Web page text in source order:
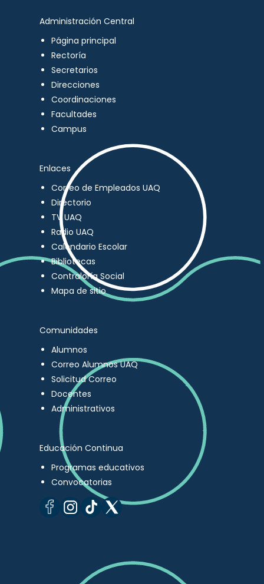
Administración Central
Página principal
Rectoría
Secretarios
Direcciones
Coordinaciones
Facultades
Campus
Enlaces
Correo de Empleados UAQ
Directorio
TV UAQ
Radio UAQ
Calendario Escolar
Bibliotecas
Contraloría Social
Mapa de sitio
Comunidades
Alumnos
Correo Alumnos UAQ
Solicitud Correo
Docentes
Administrativos
Educación Continua
Programas educativos
Convocatorias